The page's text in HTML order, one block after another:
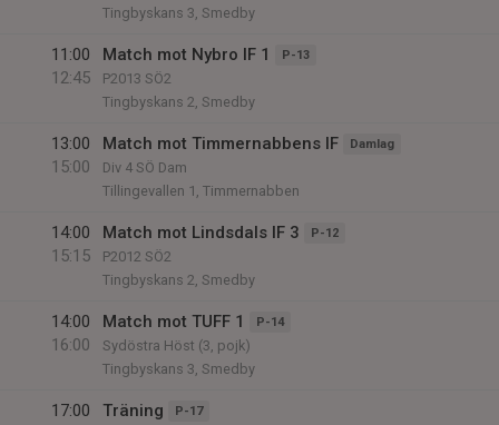
Tingbyskans 3, Smedby
11:00
12:45
Match mot Nybro IF 1 P-13
P2013 SÖ2
Tingbyskans 2, Smedby
13:00
15:00
Match mot Timmernabbens IF Damlag
Div 4 SÖ Dam
Tillingevallen 1, Timmernabben
14:00
15:15
Match mot Lindsdals IF 3 P-12
P2012 SÖ2
Tingbyskans 2, Smedby
14:00
16:00
Match mot TUFF 1 P-14
Sydöstra Höst (3, pojk)
Tingbyskans 3, Smedby
17:00
Träning P-17